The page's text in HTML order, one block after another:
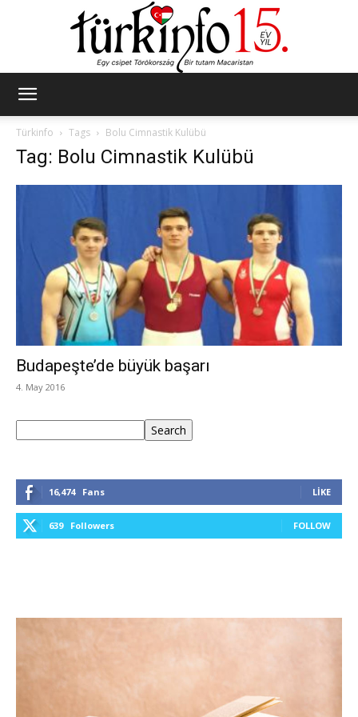
Türkinfo
Tags Bolu Cimnastik Kulübü
Tag: Bolu Cimnastik Kulübü
Budapeşte’de büyük başarı
4. May 2016
Search
16,474 Fans LIKE
639 Followers FOLLOW